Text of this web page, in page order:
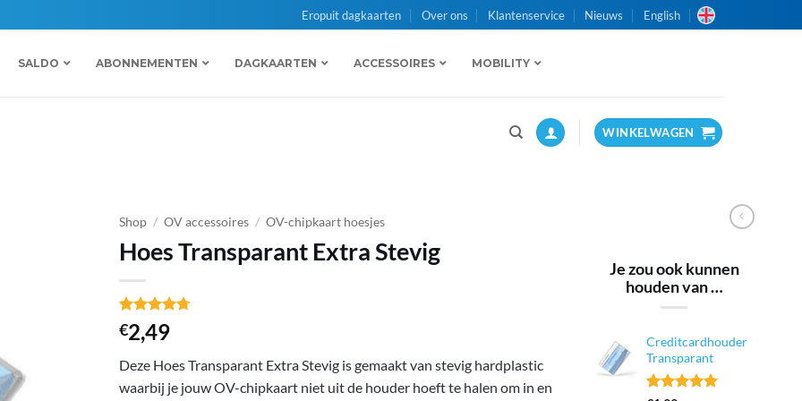
Eropuit dagkaarten Over ons Klantenservice Nieuws English
SALDO ABONNEMENTEN DAGKAARTEN ACCESSOIRES MOBILITY
WINKELWAGEN
Shop / OV accessoires / OV-chipkaart hoesjes
Hoes Transparant Extra Stevig
Gewaardeerd
4.69op 5
op
13
klant
waarderingen
€2,49
Deze Hoes Transparant Extra Stevig is gemaakt van stevig hardplastic
waarbij je jouw OV-chipkaart niet uit de houder hoeft te halen om in en
Je zou ook kunnen
houden van …
Creditcardhouder
Transparant